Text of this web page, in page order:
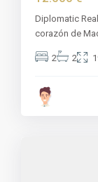
Diplomatic
corazón de
2 2